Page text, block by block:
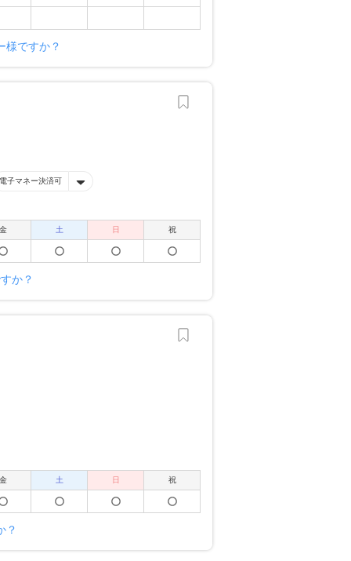
ですか？
電子マネー決済可
土 日 祝
か？
土 日 祝
？